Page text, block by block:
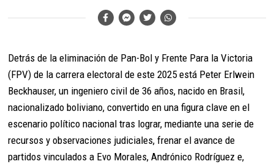
Detrás de la eliminación de Pan-Bol y Frente Para la Victoria
(FPV) de la carrera electoral de este 2025 está Peter Erlwein
Beckhauser, un ingeniero civil de 36 años, nacido en Brasil,
nacionalizado boliviano, convertido en una figura clave en el
escenario político nacional tras lograr, mediante una serie de
recursos y observaciones judiciales, frenar el avance de
partidos vinculados a Evo Morales, Andrónico Rodríguez e,